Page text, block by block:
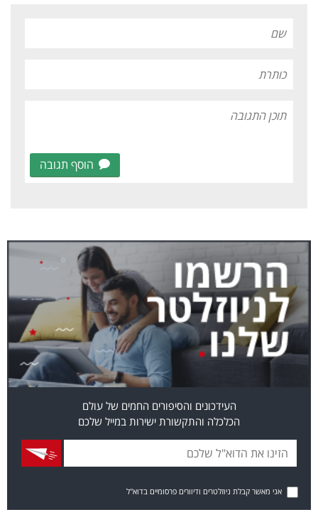
הוסף תגובה
העידכונים והסיפורים החמים של עולם
הכלכלה והתקשורת ישירות במייל שלכם
אני מאשר קבלת ניוזלטרים ודיוורים פרסומיים בדוא"ל